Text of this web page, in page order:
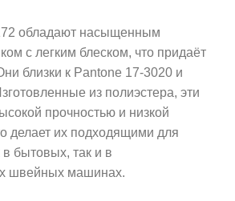
обладают насыщенным
с легким блеском, что придаёт
близки к Pantone 17-3020 и
из полиэстера, эти
прочностью и низкой
делает их подходящими для
в бытовых, так и в
швейных машинах.